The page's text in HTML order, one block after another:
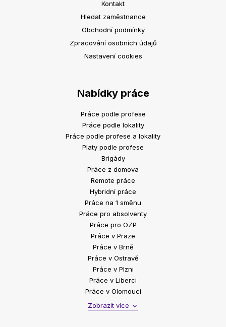
Kontakt
Hledat zaměstnance
Obchodní podmínky
Zpracování osobních údajů
Nastavení cookies
Nabídky práce
Práce podle profese
Práce podle lokality
Práce podle profese a lokality
Platy podle profese
Brigády
Práce z domova
Remote práce
Hybridní práce
Práce na 1 směnu
Práce pro absolventy
Práce pro OZP
Práce v Praze
Práce v Brně
Práce v Ostravě
Práce v Plzni
Práce v Liberci
Práce v Olomouci
Zobrazit více